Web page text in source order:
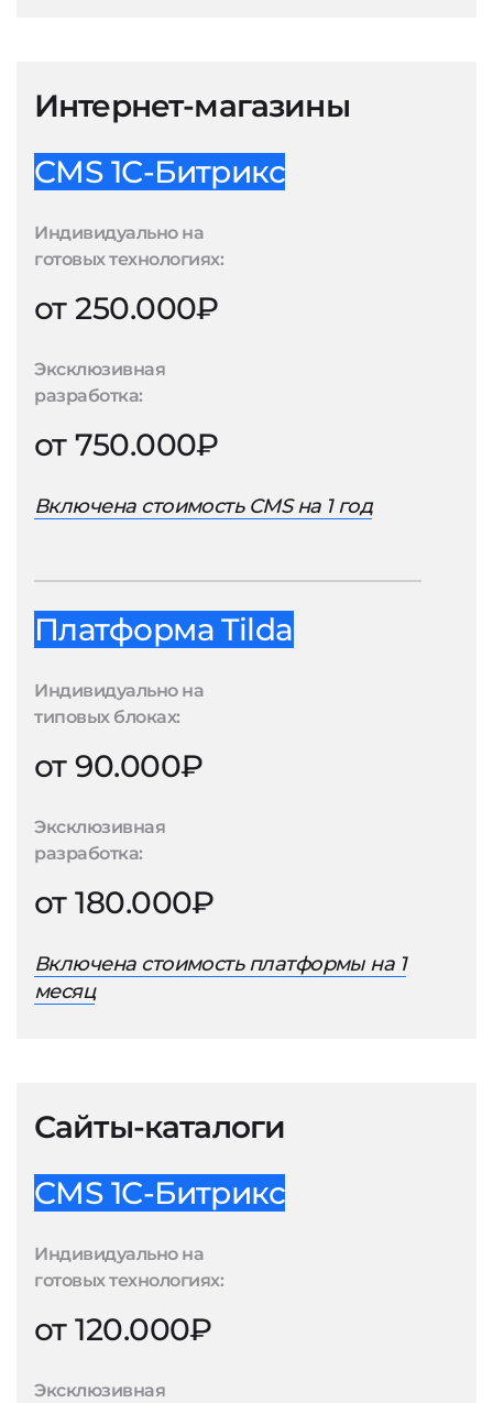
Интернет-магазины
CMS 1С-Битрикс
Индивидуально на
готовых технологиях:
от 250.000₽
Эксклюзивная
разработка:
от 750.000₽
Включена стоимость CMS на 1 год
Платформа Tilda
Индивидуально на
типовых блоках:
от 90.000₽
Эксклюзивная
разработка:
от 180.000₽
Включена стоимость платформы на 1
месяц
Сайты-каталоги
CMS 1С-Битрикс
Индивидуально на
готовых технологиях:
от 120.000₽
Эксклюзивная